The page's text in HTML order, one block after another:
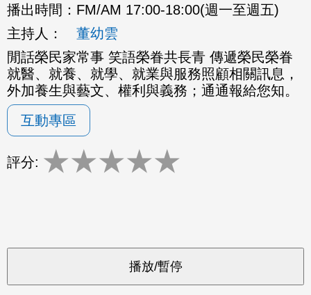
播出時間： FM/AM 17:00-18:00(週一至週五)
主持人：
董幼雲
閒話榮民家常事 笑語榮眷共長青 傳遞榮民榮眷
就醫、就養、就學、就業與服務照顧相關訊息，
外加養生與藝文、權利與義務；通通報給您知。
互動專區
評分: ★★★★★